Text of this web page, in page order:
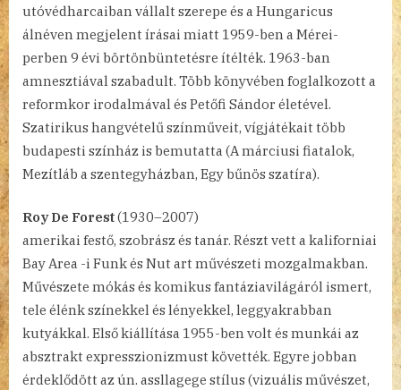
utóvédharcaiban vállalt szerepe és a Hungaricus
álnéven megjelent írásai miatt 1959-ben a Mérei-
perben 9 évi börtönbüntetésre ítélték. 1963-ban
amnesztiával szabadult. Több könyvében foglalkozott a
reformkor irodalmával és Petőfi Sándor életével.
Szatirikus hangvételű színműveit, vígjátékait több
budapesti színház is bemutatta (A márciusi fiatalok,
Mezítláb a szentegyházban, Egy bűnös szatíra).
Roy De Forest(1930–2007)
amerikai festő, szobrász és tanár. Részt vett a kaliforniai
Bay Area -i Funk és Nut art művészeti mozgalmakban.
Művészete mókás és komikus fantáziavilágáról ismert,
tele élénk színekkel és lényekkel, leggyakrabban
kutyákkal. Első kiállítása 1955-ben volt és munkái az
absztrakt expresszionizmust követték. Egyre jobban
érdeklődött az ún. assllagege stílus (vizuális művészet,